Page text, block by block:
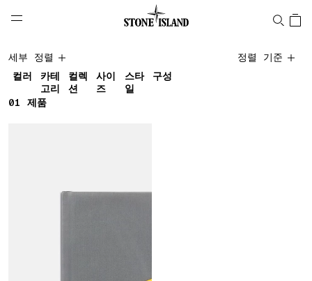
NAVIGATION.ARIA.GOTOMAINCONTENT
LABEL.SHOPPINGCOUNTRY 대한민국
세부 정렬
컬러
카테
고리
컬렉
션
사이
즈
스타
일
구성
정렬 기준
01 1 제품
제품